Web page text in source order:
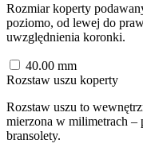
Rozmiar koperty
poziomo, od lewej do
uwzględnienia koronki.
40.00 mm
Rozstaw uszu koperty
Rozstaw uszu to
mierzona w milimetrach –
bransolety.